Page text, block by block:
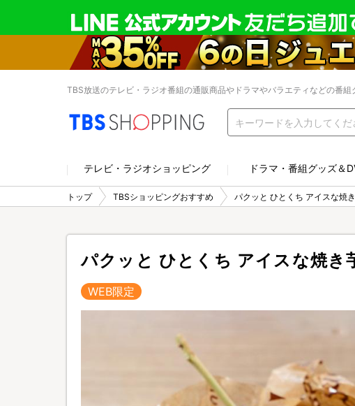
TBS放送のテレビ・ラジオ番組の通販商品やドラマやバラエティなどの番組
テレビ・ラジオショッピング ドラマ・番組グッズ＆
トップ TBSショッピングおすすめ パクッと ひとくち アイスな焼
パクッと ひとくち アイスな焼
WEB限定